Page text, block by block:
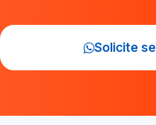
Solicite